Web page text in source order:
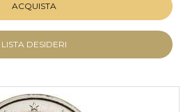
ACQUISTA
LISTA DESIDERI